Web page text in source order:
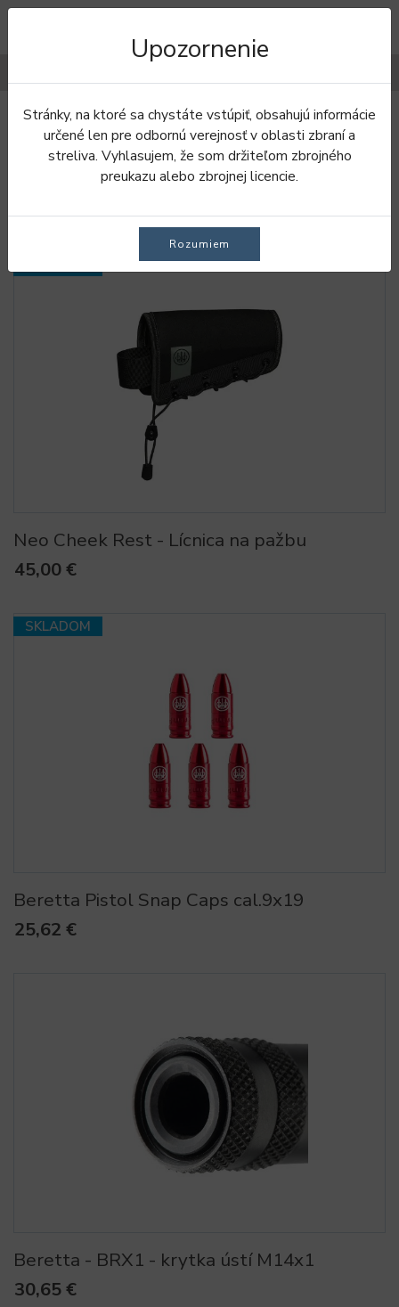
Úvod Doplnky Doplnky pre vašu zbraň
DOPLNKY PRE VAŠU ZBRAŇ
Neo Cheek Rest - Lícnica na pažbu
45,00 €
SKLADOM
Beretta Pistol Snap Caps cal.9x19
25,62 €
Beretta - BRX1 - krytka ústí M14x1
30,65 €
Upozornenie
Stránky, na ktoré sa chystáte vstúpiť, obsahujú informácie
určené len pre odbornú verejnosť v oblasti zbraní a
streliva. Vyhlasujem, že som držiteľom zbrojného
preukazu alebo zbrojnej licencie.
Rozumiem